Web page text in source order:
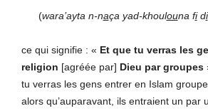
(wara’ayta n-naça yad-khoulouna fidi
ce qui signifie : « Et que tu verras les
religion [agréée par] Dieu par groupes
tu verras les gens entrer en Islam
alors qu’auparavant, ils entraient un par